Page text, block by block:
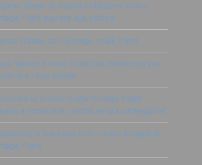
Vibes: la nuova collezione colori
Paint ispirata alla natura
Natale con Vintage chalk Paint
Velvet: il nero chalk più misterioso per
i tuoi mobili!
la nuova Guida Vintage Paint:
a ricolorare i mobili senza carteggiare!
la tua casa con i colori brillanti di
Paint